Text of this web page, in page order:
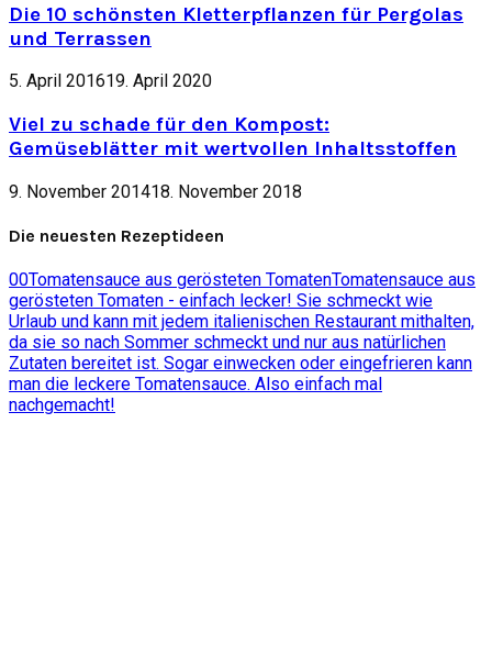
Die 10 schönsten Kletterpflanzen für Pergolas
und Terrassen
5. April 201619. April 2020
Viel zu schade für den Kompost:
Gemüseblätter mit wertvollen Inhaltsstoffen
9. November 201418. November 2018
Die neuesten Rezeptideen
00Tomatensauce aus gerösteten TomatenTomatensauce aus
gerösteten Tomaten - einfach lecker! Sie schmeckt wie
Urlaub und kann mit jedem italienischen Restaurant mithalten,
da sie so nach Sommer schmeckt und nur aus natürlichen
Zutaten bereitet ist. Sogar einwecken oder eingefrieren kann
man die leckere Tomatensauce. Also einfach mal
nachgemacht!